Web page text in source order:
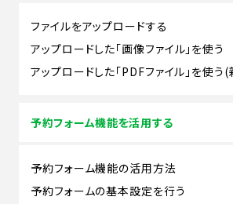
ファイルをアップロードする
アップロードした「画像ファイル」を使う
アップロードした「PDFファイル」を使
予約フォーム機能を活用する
予約フォーム機能の活用方法
予約フォームの基本設定を行う